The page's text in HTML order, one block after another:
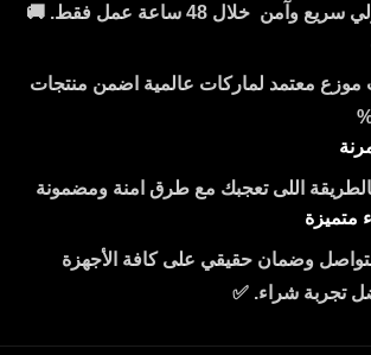
وآمن خلال 48 ساعة عمل فقط. 🚚
معتمد لماركات عالمية اضمن منتجات
اللى تعجبك مع طرق امنة ومضمونة
متميزة
وضمان حقيقي على كافة الأجهزة
تجربة شراء. ✅